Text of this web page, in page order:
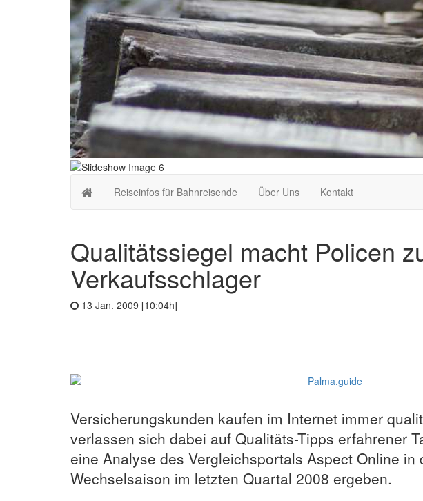
Reiseinfos für Bahnreisende Über Uns Kontakt
Qualitätssiegel macht Policen
Verkaufsschlager
13 Jan. 2009 [10:04h]
Versicherungskunden kaufen im Internet immer
verlassen sich dabei auf Qualitäts-Tipps erfahrener
eine Analyse des Vergleichsportals Aspect Online in
Wechselsaison im letzten Quartal 2008 ergeben.